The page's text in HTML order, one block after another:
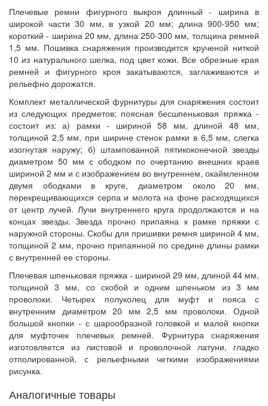
Плечевые ремни фигурного выкроя длинный - ширина в
широкой части 30 мм, в узкой 20 мм; длина 900-950 мм;
короткий - ширина 20 мм, длина 250-300 мм, толщина ремней
1,5 мм. Пошивка снаряжения производится крученой ниткой
10 из натурального шелка, под цвет кожи. Все обрезные края
ремней и фигурного кроя закатываются, заглаживаются и
рельефно дорожатся.
Комплект металлической фурнитуры для снаряжения состоит
из следующих предметов: поясная бесшпеньковая пряжка -
состоит из: а) рамки - шириной 58 мм, длиной 48 мм,
толщиной 2,5 мм, при ширине стенок рамки в 6,5 мм, слегка
изогнутая наружу; б) штампованной пятикоконечной звезды
диаметром 50 мм с ободком по очертанию внешних краев
шириной 2 мм и с изображением во внутреннем, окаймленном
двумя ободками в круге, диаметром около 20 мм,
перекрещивающихся серпа и молота на фоне расходящихся
от центр лучей. Лучи внутреннего круга продолжаются и на
концах звезды. Звезда прочно припаяна к рамке пряжки с
наружной стороны. Скобы для пришивки ремня шириной 4 мм,
толщиной 2 мм, прочно припаянной по средине длины рамки
с внутренней ее стороны.
Плечевая шпеньковая пряжка - шириной 29 мм, длиной 44 мм,
толщиной 3 мм, со скобой и одним шпеньком из 3 мм
проволоки. Четырех полуколец для муфт и пояса с
внутренним диаметром 20 мм 2,5 мм проволоки. Одной
большой кнопки - с шарообразной головкой и малой кнопки
для муфточек плечевых ремней. Фурнитура снаряжения
изготовляется из листовой и проволочной латуни, гладко
отполированной, с рельефными четкими изображениями
рисунка.
Аналогичные товары